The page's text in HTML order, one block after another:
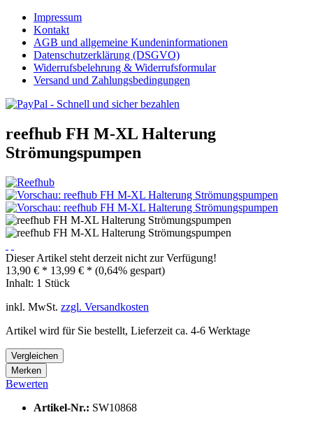
Impressum
Kontakt
AGB und allgemeine Kundeninformationen
Datenschutzerklärung (DSGVO)
Widerrufsbelehrung & Widerrufsformular
Versand und Zahlungsbedingungen
reefhub FH M-XL Halterung
Strömungspumpen
Dieser Artikel steht derzeit nicht zur Verfügung!
13,90 € * 13,99 € * (0,64% gespart)
Inhalt: 1 Stück
inkl. MwSt. zzgl. Versandkosten
Artikel wird für Sie bestellt, Lieferzeit ca. 4-6 Werktage
Vergleichen
Merken
Bewerten
Artikel-Nr.: SW10868